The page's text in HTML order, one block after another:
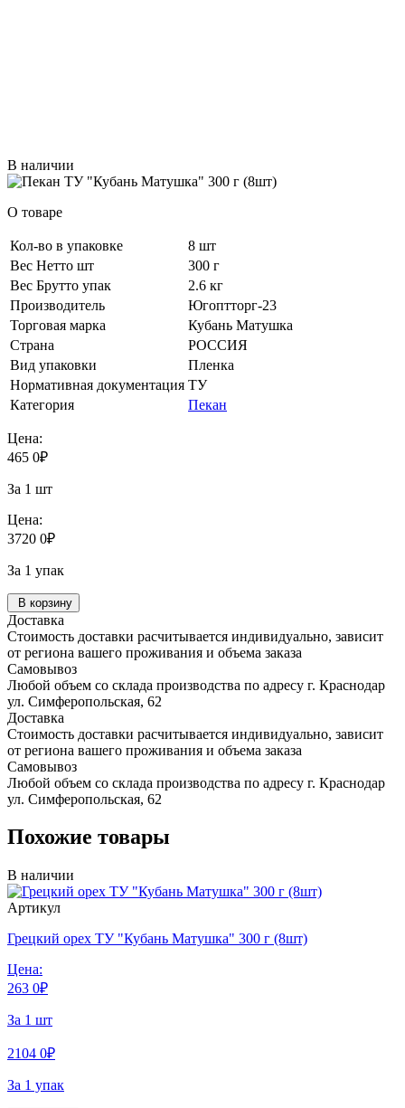
В наличии
О товаре
Кол-во в упаковке
8 шт
Вес Нетто шт
300 г
Вес Брутто упак
2.6 кг
Производитель
Югоптторг-23
Торговая марка
Кубань Матушка
Страна
РОССИЯ
Вид упаковки
Пленка
Нормативная документация ТУ
Категория
Пекан
Цена:
465 0₽
За 1 шт
Цена:
3720 0₽
За 1 упак
В корзину
Доставка
Стоимость доставки расчитывается индивидуально, зависит
от региона вашего проживания и объема заказа
Самовывоз
Любой объем со склада производства по адресу г. Краснодар
ул. Симферопольская, 62
Доставка
Стоимость доставки расчитывается индивидуально, зависит
от региона вашего проживания и объема заказа
Самовывоз
Любой объем со склада производства по адресу г. Краснодар
ул. Симферопольская, 62
Похожие товары
В наличии
Артикул
Грецкий орех ТУ "Кубань Матушка" 300 г (8шт)
Цена:
263 0₽
За 1 шт
2104 0₽
За 1 упак